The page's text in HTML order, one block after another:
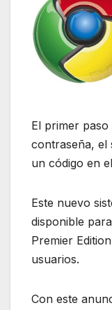
El primer
contraseña, el
un código en
Este nuevo
disponible
Premier
usuarios.
Con este